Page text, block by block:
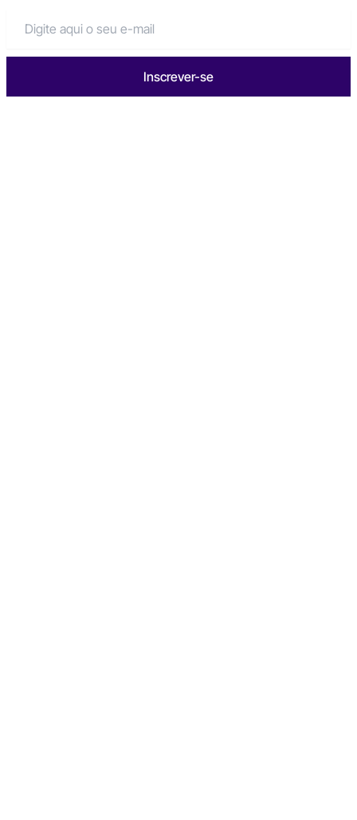
Inscrever-se